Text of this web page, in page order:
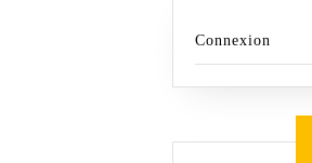
Connexion